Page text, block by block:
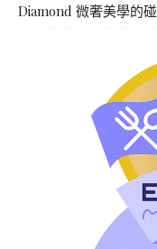
Diamond 微奢美學的